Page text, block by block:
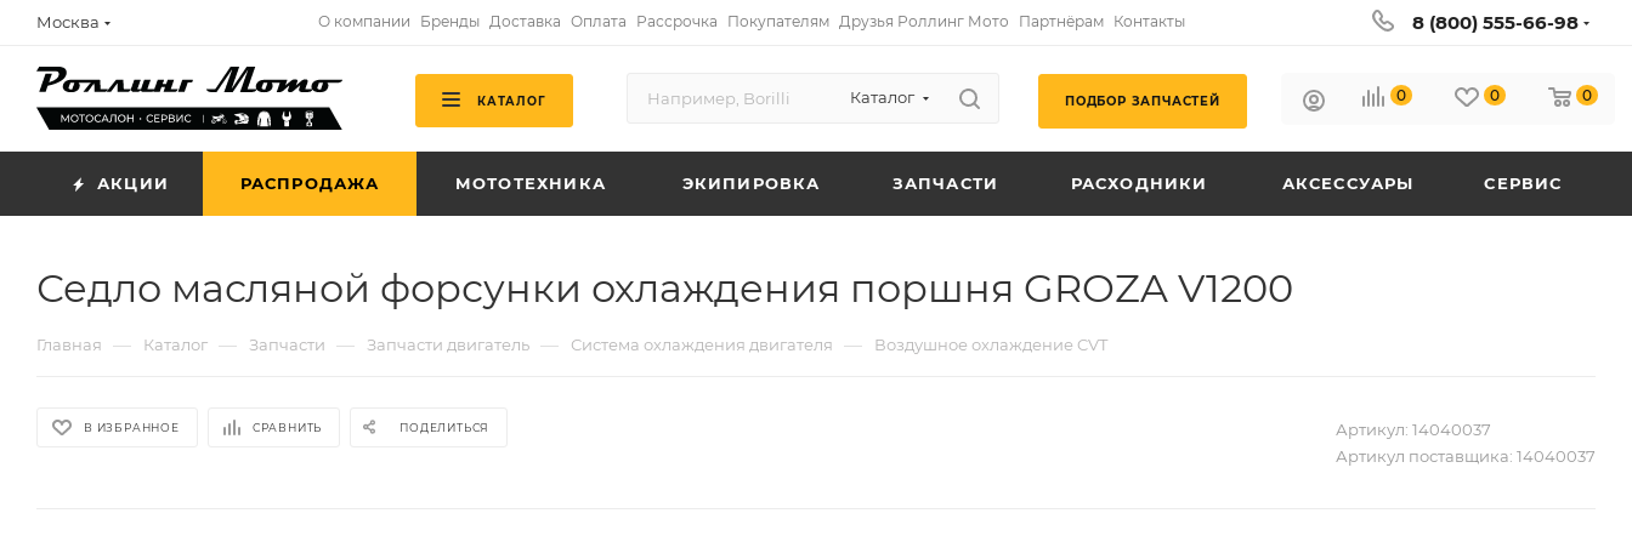
Москва О компании Бренды Доставка Оплата Рассрочка Покупателям Друзья Роллинг Мото Партнёрам Контакты 8 (800) 555-66-98
КАТАЛОГ Каталог ПОДБОР ЗАПЧАСТЕЙ 0 0 0
АКЦИИ РАСПРОДАЖА МОТОТЕХНИКА ЭКИПИРОВКА ЗАПЧАСТИ РАСХОДНИКИ АКСЕССУАРЫ СЕРВИС
Седло масляной форсунки охлаждения поршня GROZA V1200
Главная — Каталог — Запчасти — Запчасти двигатель — Система охлаждения двигателя — Воздушное охлаждение CVT
В ИЗБРАННОЕ СРАВНИТЬ ПОДЕЛИТЬСЯ Артикул: 14040037
Артикул поставщика: 14040037